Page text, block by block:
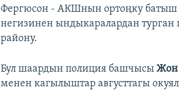
Фергюсон - АКШнын ортоңку батыш
негизинен ындыкаралардан
району.
Бул шаардын полиция башчысыЖон
менен кагылыштар августтагы